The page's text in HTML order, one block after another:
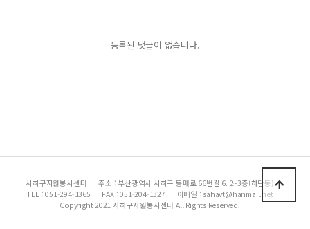
등록된 댓글이 없습니다.
사하구자원봉사센터
주소 : 부산광역시 사하구 동매로 66번길 6. 2~3층(하단동)
TEL : 051-294-1365
FAX : 051-204-1327
이메일 : sahavt@hanmail.net
Copyright 2021 사하구자원봉사센터 All Rights Reserved.